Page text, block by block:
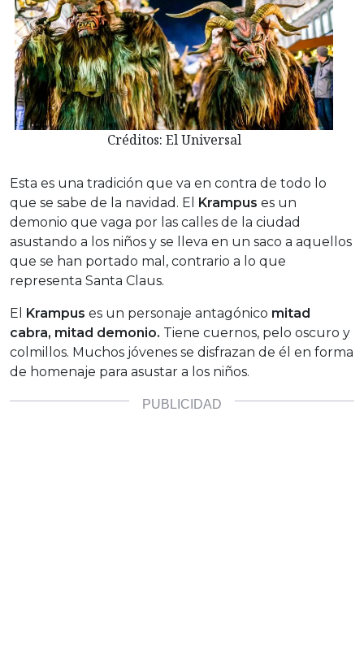
Créditos: El Universal
Esta es una tradición que va en contra de todo lo
que se sabe de la navidad. El Krampus es un
demonio que vaga por las calles de la ciudad
asustando a los niños y se lleva en un saco a aquellos
que se han portado mal, contrario a lo que
representa Santa Claus.
El Krampus es un personaje antagónico mitad
cabra, mitad demonio. Tiene cuernos, pelo oscuro y
colmillos. Muchos jóvenes se disfrazan de él en forma
de homenaje para asustar a los niños.